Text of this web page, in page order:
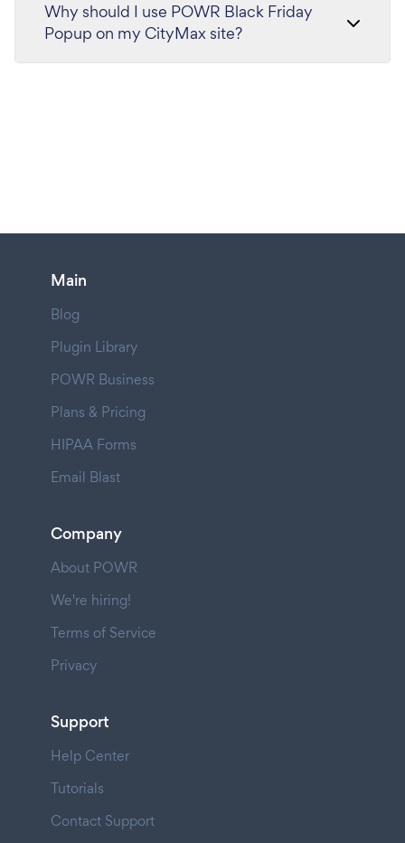
Why should I use POWR Black Friday
Popup on my CityMax site?
Main
Blog
Plugin Library
POWR Business
Plans & Pricing
HIPAA Forms
Email Blast
Company
About POWR
We're hiring!
Terms of Service
Privacy
Support
Help Center
Tutorials
Contact Support